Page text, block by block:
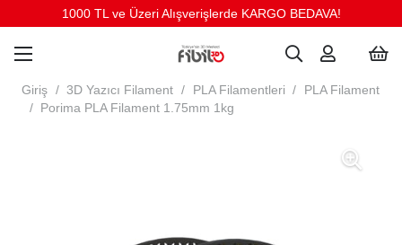
1000 TL ve Üzeri Alışverişlerde KARGO BEDAVA!
Giriş / 3D Yazıcı Filament / PLA Filamentleri /
PLA Filament
/ Porima PLA Filament 1.75mm 1kg